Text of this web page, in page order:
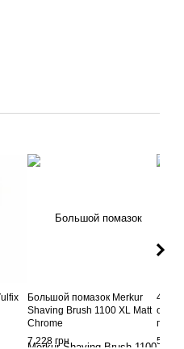
Большой помазок Merkur
Shaving Brush 1100 XL Matt
Chrome
7 228 грн
5 148